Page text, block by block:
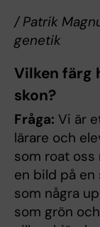
/ Patrik
genetik
Vilken färg
skon?
Fråga: Vi är
lärare och
som roat oss
en bild på en
som några
som grön